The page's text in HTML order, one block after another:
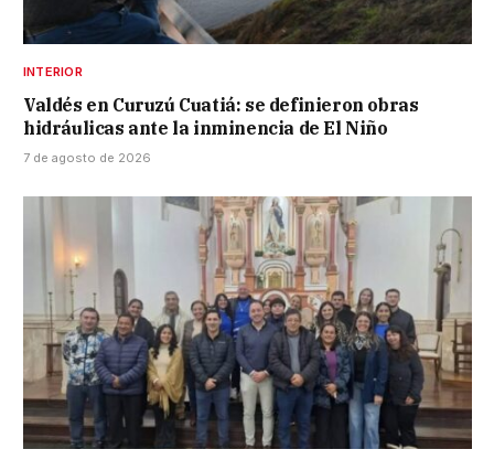
INTERIOR
Valdés en Curuzú Cuatiá: se definieron obras
hidráulicas ante la inminencia de El Niño
7 de agosto de 2026